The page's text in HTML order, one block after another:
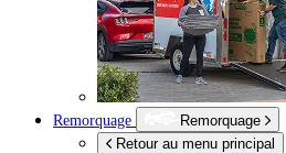
Remorquage
Remorquage
Retour au menu principal